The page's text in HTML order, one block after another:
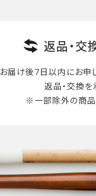
返品・交
お届け後7日以内にお申
返品・交換を
※一部除外の商